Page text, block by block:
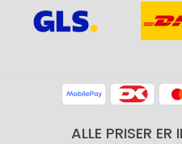
ALLE PRISER